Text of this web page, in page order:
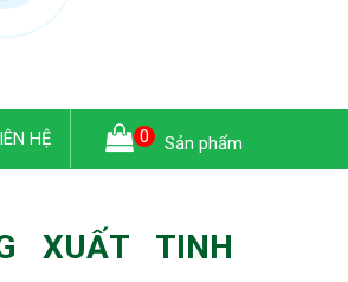
HỆ Sản phẩm
0
XUẤT TINH